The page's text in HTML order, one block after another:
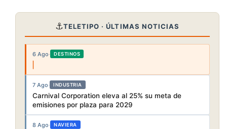
⚓TELETIPO · ÚLTIMAS NOTICIAS
6 Ago· DESTINOS
7 Ago· INDUSTRIA
Carnival Corporation eleva al 25% su meta de
emisiones por plaza para 2029
8 Ago· NAVIERA